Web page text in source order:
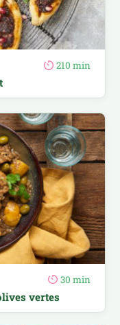
210 min
30 min
vertes